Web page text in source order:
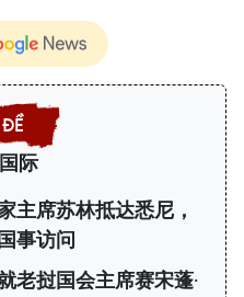
际
主席苏林抵达悉尼，
事访问
老挝国会主席赛宋蓬·